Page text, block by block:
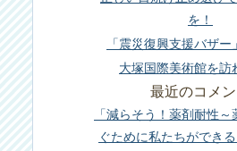
を！
「震災復興支援バザ
大塚国際美術館を訪
最近のコメン
「減らそう！薬剤耐性
ぐために私たちができる